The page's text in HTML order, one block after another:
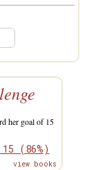
her goal of 15
(86%)
view books